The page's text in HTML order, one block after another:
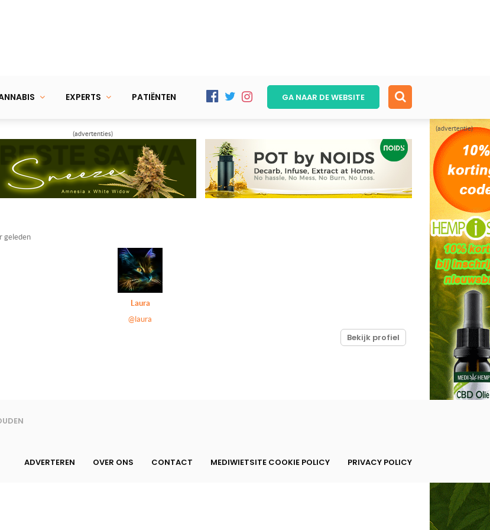
(advertentie)
EXPERTS PATIËNTEN GA NAAR DEWEBSITE
(advertenties)
geleden
Laura
@laura
Bekijk profiel
ADVERTEREN OVER ONS CONTACT MEDIWIETSITE COOKIE POLICY PRIVACY POLICY